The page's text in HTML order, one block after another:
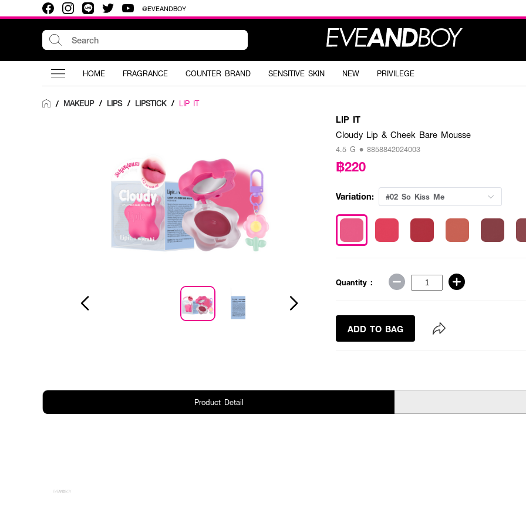
@EVEANDBOY
HOME FRAGRANCE COUNTER BRAND SENSITIVE SKIN NEW PRIVILEGE
/ MAKEUP / LIPS / LIPSTICK / LIP IT
LIP IT
Cloudy Lip & Cheek Bare Mousse
4.5 G • 8858842024003
฿220
Variation: #02 So Kiss Me
Quantity :
ADD TO BAG
Product Detail